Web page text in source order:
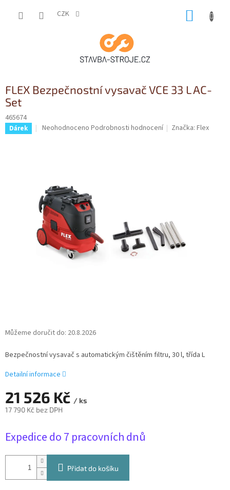
CZK
FLEX Bezpečnostní vysavač VCE 33 L AC-
Set
465674
Dárek
Průměrné
hvězdiček.
Neohodnoceno Podrobnosti hodnocení Značka:Flex
21 526 Kč / ks
17 790 Kč bez DPH
cena:
Expedice do 7 pracovních dnů
Můžeme doručit do: 20.8.2026
Přidat do košíku
Bezpečnostní vysavač s automatickým čištěním filtru, 30 l, třída L
Detailní informace